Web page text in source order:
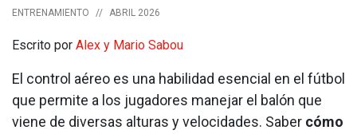
ENTRENAMIENTO // ABRIL 2026
Escrito por Alex y Mario Sabou
El control aéreo es una habilidad esencial en el fútbol
que permite a los jugadores manejar el balón que
viene de diversas alturas y velocidades. Saber cómo